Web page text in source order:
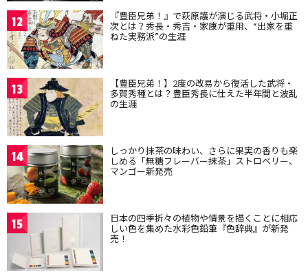
12 『豊臣兄弟！』で萩原護が演じる武将・小堀正
次とは？秀長・秀吉・家康が重用、“出家を重
ねた実務派”の生涯
13 【豊臣兄弟！】2度の改易から復活した武将・
多賀秀種とは？豊臣秀長に仕えた半年間と波乱
の生涯
14 しっかり抹茶の味わい、さらに果実の香りも楽
しめる「無糖フレーバー抹茶」ストロベリー、
マンゴー新発売
15 日本の四季折々の植物や情景を描くことに相応
しい色を集めた水彩色鉛筆『色辞典』が新発
売！